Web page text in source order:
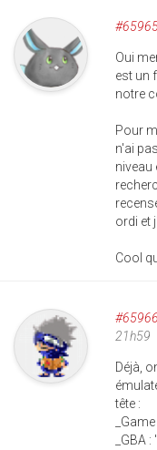
Oui
est un
notre
Pour
n'ai
niveau
ordi et
Cool
#65966
21h59
Déjà,
tête :
_GBA : "